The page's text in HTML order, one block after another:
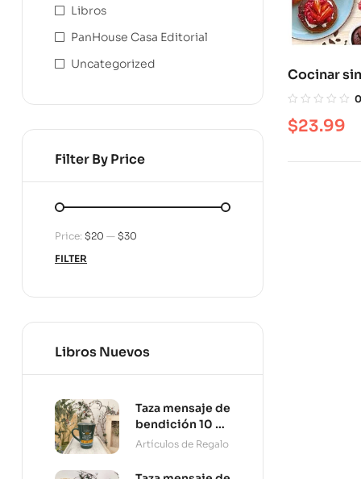
Cocinar
0
$23.99
Libros
PanHouse Casa Editorial
Uncategorized
Filter By Price
FILTER
Price: $20 — $30
Libros Nuevos
Taza mensaje de
bendición 10 oz
Persevera
Artículos de Regalo